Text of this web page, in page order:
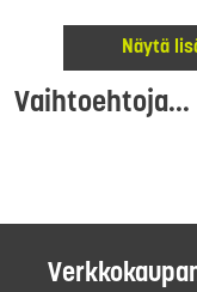
Näytä
Vaihtoehtoja...